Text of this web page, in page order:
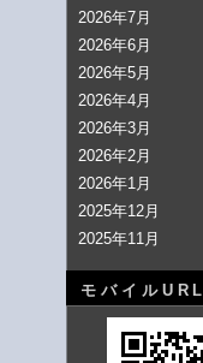
2026年7月
2026年6月
2026年5月
2026年4月
2026年3月
2026年2月
2026年1月
2025年12月
2025年11月
モバイルURL